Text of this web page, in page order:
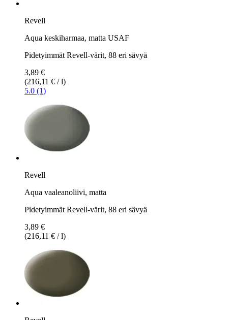
Revell
Aqua keskiharmaa, matta USAF
Pidetyimmät Revell-värit, 88 eri sävyä
3,89 €
(216,11 € / l)
5.0 (1)
Revell
Aqua vaaleanoliivi, matta
Pidetyimmät Revell-värit, 88 eri sävyä
3,89 €
(216,11 € / l)